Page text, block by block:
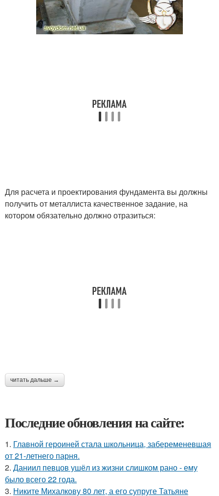
Для расчета и проектирования фундамента вы должны
получить от металлиста качественное задание, на
котором обязательно должно отразиться:
читать дальше →
Последние обновления на сайте:
1. Главной героиней стала школьница, забеременевшая
от 21-летнего парня.
2. Даниил певцов ушёл из жизни слишком рано - ему
было всего 22 года.
3. Никите Михалкову 80 лет, а его супруге Татьяне